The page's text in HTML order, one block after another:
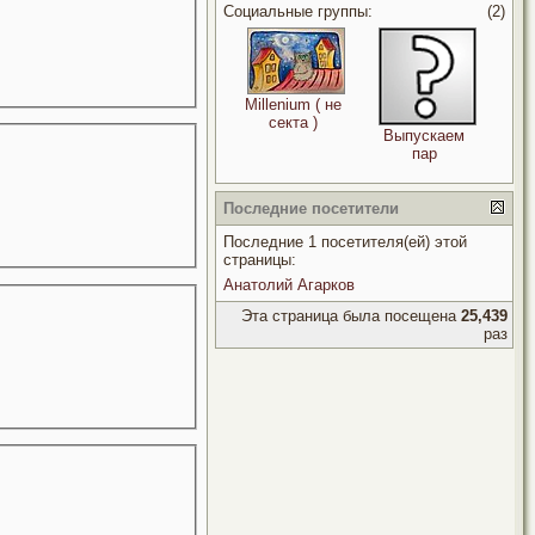
(2)
Социальные группы:
Millenium ( не
секта )
Выпускаем
пар
Последние посетители
Последние 1 посетителя(ей) этой
страницы:
Анатолий Агарков
Эта страница была посещена 25,439
раз